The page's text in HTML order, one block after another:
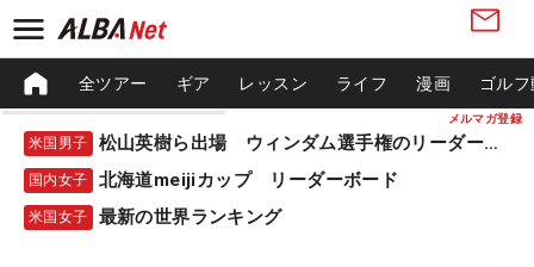
メルマガ登録
全ツアー ギア レッスン ライフ 漫画 ゴル
米国男子 松山英樹ら出場 ウィンダム選手権のリーダーボード
国内女子 北海道meijiカップ リーダーボード
米国女子 最新の世界ランキング